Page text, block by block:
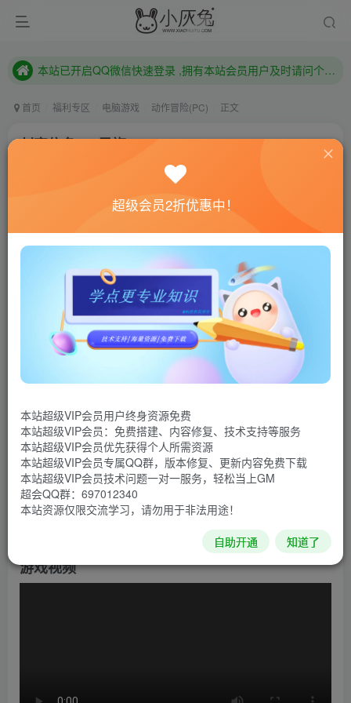
本站已开启QQ微信快速登录 ,拥有本站会员用户及时请问个人中心绑定！
本站已开启QQ微信快速登录 ,拥有本站会员用户及时请问个人中心绑定！
首页 福利专区 电脑游戏 动作冒险(PC) 正文
刺客信条4：黑旗/Assassin\’s Creed IV: Black
0 926 134
联网教程： 内附教程
单机教程： 内附教程
不懂的话联系客服！！！
本站的资源转载自国内外各大媒体和网络，仅供试玩体
验。如果您喜欢该游戏内容，请支持正版→→→正版购买
海，以《刺客信条3》主角康纳·肯威(Connor Kenway)的祖父
英国青年爱德华·肯威(Edward Kenway)为主角，叙述爱德华
从参与18世纪逐渐结束的私掠战争、转变成为刺客联盟对圣
殿骑士的千年对抗。游戏中将出现如黑胡子、查理斯·范恩
(Charles Vane)等多位历史上着名的海盗王，带领玩家探索西
印度群岛的众多岛屿和广大海域，重现那海盗的黄金年代。
游戏视频
超级会员2折优惠中！
本站超级VIP会员用户终身资源免费
本站超级VIP会员：免费搭建、内容修复、技术支持等服务
本站超级VIP会员优先获得个人所需资源
本站超级VIP会员专属QQ群，版本修复、更新内容免费下载
本站超级VIP会员技术问题一对一服务，轻松当上GM
超会QQ群：697012340
本站资源仅限交流学习，请勿用于非法用途！
自助开通 知道了